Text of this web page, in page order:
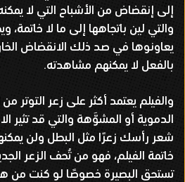
إلى إنقضاض من الأشباح التي لا
والتي لين باتجاهها إلى ما لا
يعاونوها في صد ذلك الانقضاض
بالفعل لا يمكنهم مشاهدته.
والفيلم يعتمد أكثر على زعر التوتر
الدموية أو المشوَّهة والتي قد تثير
شعر رأسك زعرًا مثل البطل ولن
خاتمة الفيلم، فهو من تُحف الزعر
تستحق البصيرة خصوصًا لو كنت من